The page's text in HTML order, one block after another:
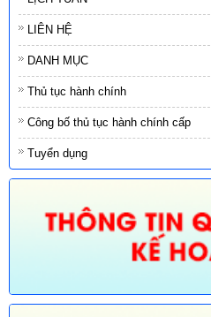
LIÊN HỆ
DANH MỤC
Thủ tục hành chính
Công bố thủ tục hành chính cấp
Tuyển dụng